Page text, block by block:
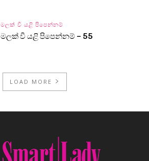
මලක් වී යළි පිපෙන්නම්
මලක් වී යළි පිපෙන්නම් – 55
LOAD MORE